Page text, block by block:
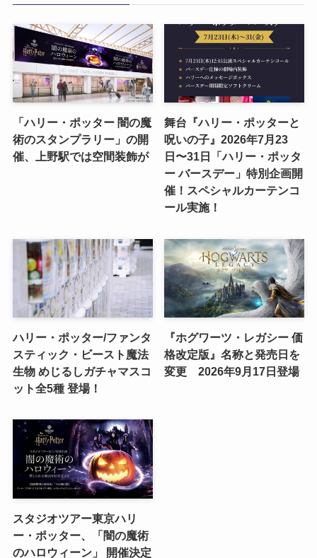
「ハリー・ポッター 闇の魔
術のスタンプラリー」の開
催、上野駅では空間装飾が
舞台『ハリー・ポッターと
呪いの子』2026年7月23
日〜31日「ハリー・ポッタ
ー バースデー」特別企画開
催！スペシャルカーテンコ
ール実施！
ハリー・ポッター/ファンタ
スティック・ビースト魔法
生物 めじるしガチャマスコ
ット全5種 登場！
『ホグワーツ・レガシー 価
格改定版』名称と発売日を
変更 2026年9月17日登場
スタジオツアー東京ハリ
ー・ポッター、「闇の魔術
のハロウィーン」 開催決定